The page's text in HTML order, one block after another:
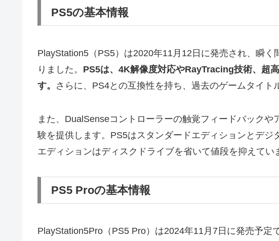
PS5の基本情報
PlayStation5（PS5）は2020年11月12日に発売され、瞬
りました。 PS5は、4K解像度対応やRayTracing技術、超
す。 さらに、PS4との互換性を持ち、過去のゲームタイト
また、DualSenseコントローラーの触覚フィードバック
験を提供します。PS5はスタンダードエディションとデ
エディションはディスクドライブを省いて値段を抑えてい
PS5 Proの基本情報
PlayStation5Pro（PS5 Pro）は2024年11月7日に発売予定